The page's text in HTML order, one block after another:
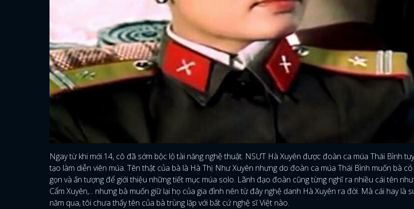
Ngay từ khi mới 14, cô đã sớm bộc lộ tài năng nghệ thuật. NSƯT Hà Xuyên được đoàn ca múa Thái Bình
tạo làm diễn viên múa. Tên thật của bà là Hà Thị Như Xuyên nhưng do đoàn ca múa Thái Bình muốn bà
gọn và ấn tượng để giới thiệu những tiết mục múa solo. Lãnh đạo đoàn cũng từng nghĩ ra nhiều cái tên
Cẩm Xuyên,... nhưng bà muốn giữ lại họ của gia đình nên từ đây nghệ danh Hà Xuyên ra đời. Mà cái hay là
năm qua, tôi chưa thấy tên của bà trùng lặp với bất cứ nghệ sĩ Việt nào.